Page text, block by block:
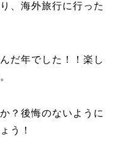
、海外旅行に行った
だ年でした！！楽し
？後悔のないように
う！